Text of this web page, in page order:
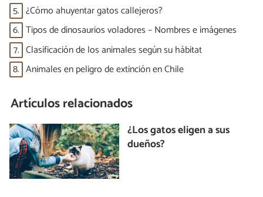
5. ¿Cómo ahuyentar gatos callejeros?
6. Tipos de dinosaurios voladores – Nombres e imágenes
7. Clasificación de los animales según su hábitat
8. Animales en peligro de extinción en Chile
Artículos relacionados
¿Los gatos eligen a sus
dueños?